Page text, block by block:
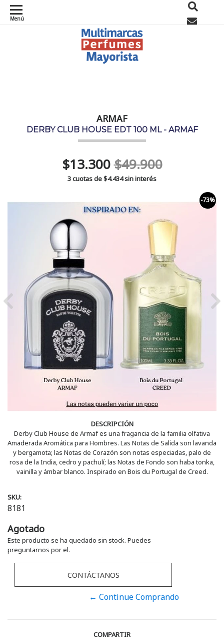
Menú
ARMAF
DERBY CLUB HOUSE EDT 100 ML - ARMAF
$13.300$49.900
3 cuotas de$4.434sin interés
-73%
Previous
DESCRIPCIÓN
Derby Club House de Armaf es una fragancia de la familia olfativa
Amaderada Aromática para Hombres. Las Notas de Salida son lavanda
y bergamota; las Notas de Corazón son notas especiadas, palo de
rosa de la India, cedro y pachulí; las Notas de Fondo son haba tonka,
vainilla y ámbar blanco. Inspirado en Bois du Portugal de Creed.
SKU:
8181
Agotado
Este producto se ha quedado sin stock. Puedes
preguntarnos por el.
CONTÁCTANOS
← Continue Comprando
COMPARTIR